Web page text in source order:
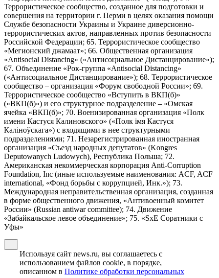
Террористическое сообщество, созданное для подготовки и
совершения на территории г. Перми в целях оказания помощи
Службе безопасности Украины и Украине диверсионно-
террористических актов, направленных против безопасности
Российской Федерации; 65. Террористическое сообщество
«Мегионский джамаат»; 66. Общественная организация
«Antisocial Distancing» («Антисоциальное Дистанцирование»);
67. Объединение «Рок-группа «Antisocial Distancing»
(«Антисоциальное Дистанцирование»); 68. Террористическое
сообщество – организация «Форум свободной России»; 69.
Террористическое сообщество «Вступить в ВКП(б)»
(«ВКП(б)») и его структурное подразделение – «Омская
ячейка «ВКП(б)»; 70. Военизированная организация «Полк
имени Кастуся Калиновского» («Полк iмя Кастуся
Калiноўскага») с входящими в нее структурными
подразделениями; 71. Незарегистрированная иностранная
организация «Съезд народных депутатов» (Kongres
Deputowanych Ludowych), Республика Польша; 72.
Американская некоммерческая корпорация Anti-Corruption
Foundation, Inc (иные используемые наименования: ACF, ACF
international, «Фонд борьбы с коррупцией, Инк.»); 73.
Международная неправительственная организация, созданная
в форме общественного движения, «Антивоенный комитет
России» (Russian antiwar committee); 74. Движение
«Забайкальское левое объединение»; 75. «SxE Соратники с
Уфы»
Используя сайт news.ru, вы соглашаетесь с
использованием файлов cookie, в порядке,
описанном в Политике обработки персональных